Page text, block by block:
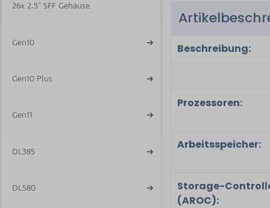
26x 2.5" SFF Gehäuse
Gen10
Gen10 Plus
Gen11
DL385
DL580
7
Beschreibung:
Prozessoren:
Arbeitsspeicher:
Storage-
(AROC):